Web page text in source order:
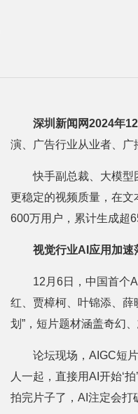
深圳新闻网2024年
演、广告行业从业者、广
快手副总裁、大模型
更稳定的视频质量，在
600万用户，累计生成超
视觉行业AI应用加速
12月6日，中国首个
红、贾樟柯、叶锦添、薛
划”，短片题材涵盖奇幻
论坛现场，AIGC短
人一起，直接用AI开始‘
拍完片子了，AI注定会打